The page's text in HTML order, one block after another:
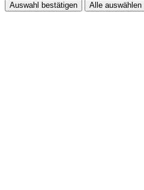
Auswahl bestätigen Alle auswählen